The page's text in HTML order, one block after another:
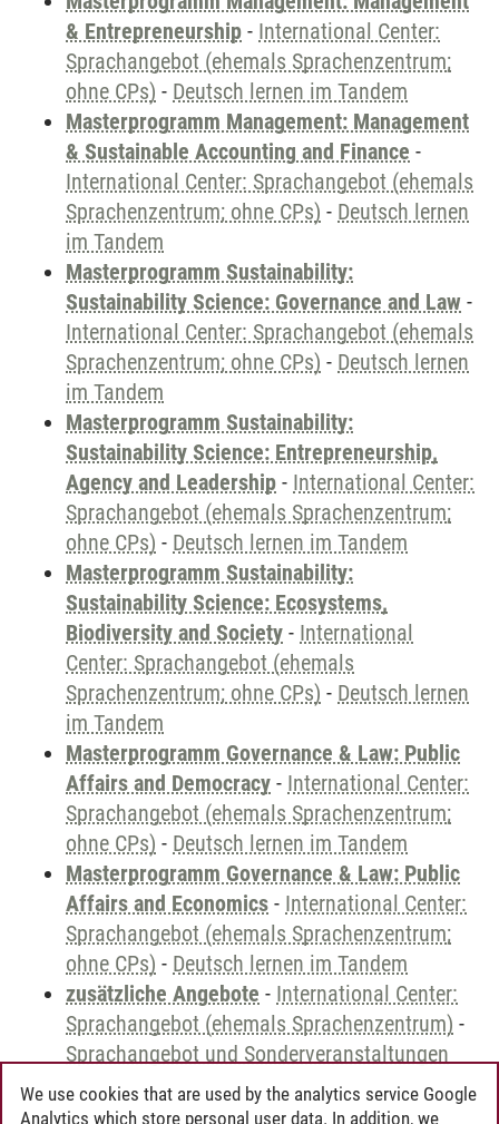
& Entrepreneurship - International Center:
Sprachangebot (ehemals Sprachenzentrum;
ohne CPs) - Deutsch lernen im Tandem
Masterprogramm Management: Management
& Sustainable Accounting and Finance -
International Center: Sprachangebot (ehemals
Sprachenzentrum; ohne CPs) - Deutsch lernen
im Tandem
Masterprogramm Sustainability:
Sustainability Science: Governance and Law -
International Center: Sprachangebot (ehemals
Sprachenzentrum; ohne CPs) - Deutsch lernen
im Tandem
Masterprogramm Sustainability:
Sustainability Science: Entrepreneurship,
Agency and Leadership - International Center:
Sprachangebot (ehemals Sprachenzentrum;
ohne CPs) - Deutsch lernen im Tandem
Masterprogramm Sustainability:
Sustainability Science: Ecosystems,
Biodiversity and Society - International
Center: Sprachangebot (ehemals
Sprachenzentrum; ohne CPs) - Deutsch lernen
im Tandem
Masterprogramm Governance & Law: Public
Affairs and Democracy - International Center:
Sprachangebot (ehemals Sprachenzentrum;
ohne CPs) - Deutsch lernen im Tandem
Masterprogramm Governance & Law: Public
Affairs and Economics - International Center:
Sprachangebot (ehemals Sprachenzentrum;
ohne CPs) - Deutsch lernen im Tandem
zusätzliche Angebote - International Center:
Sprachangebot (ehemals Sprachenzentrum) -
Sprachangebot und Sonderveranstaltungen
We use cookies that are used by the analytics service Google
Analytics which store personal user data. In addition, we